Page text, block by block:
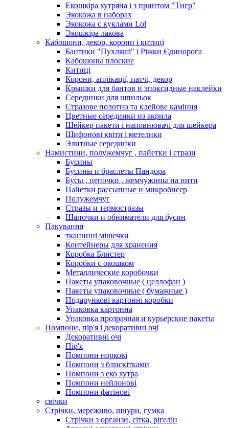
Екошкіра хутряна і з принтом "Тигр"
Экокожа в наборах
Экокожа с куклами Lol
Экошкiра лакова
Кабошони, декор, корони і китиці
Бантики "Пухляші" і Ріжки Єдинорога
Кабошоны плоские
Китиці
Корони, аплікації, патчі, декор
Крышки для бантов и эпоксидные наклейки
Серединки для шпильок
Стразове полотно та клейове каміння
Цветные серединки из акрила
Шейкер пакети і наповнювачі для шейкера
Шифонові квіти і метелики
Элитные серединки
Намистини, полужемчуг , пайетки і стрази
Бусины
Бусины и браслеты Пандора
Бусы , цепочки , жемчужины на нити
Пайетки рассыпные и микробисер
Полужемчуг
Стразы и термостразы
Шапочки и обниматели для бусин
Пакування
тканинні мішечки
Контейнеры для хранения
Коробка Блистер
Коробки с окошком
Металлические коробочки
Пакеты упаковочные ( целлофан )
Пакеты упаковочные ( бумажные )
Подарункові картонні коробки
Упаковка картонна
Упаковка прозрачная и курьерские пакеты
Помпони, пір'я і декоративні очі
Декоративні очі
Пір'я
Помпони норкові
Помпони з блискітками
Помпони з еко хутра
Помпони нейлонові
Помпони фатінові
свічки
Стрічки, мереживо, шнури, гумка
Стрічки з органзи, сітка, рігелін